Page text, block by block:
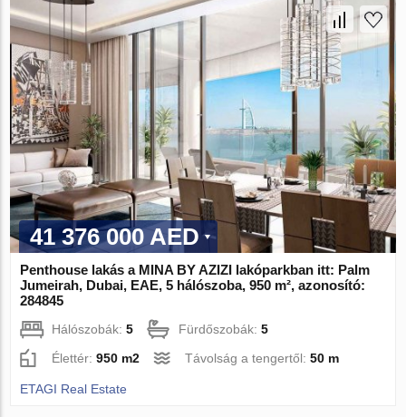
41 376 000 AED
Penthouse lakás a MINA BY AZIZI lakóparkban itt: Palm
Jumeirah, Dubai, EAE, 5 hálószoba, 950 m², azonosító:
284845
Hálószobák:5 Fürdőszobák:5
Élettér:950 m2 Távolság a tengertől:50 m
ETAGI Real Estate